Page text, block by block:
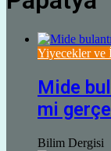
Yiyecekler ve
Mide
mi
Bilim Dergisi